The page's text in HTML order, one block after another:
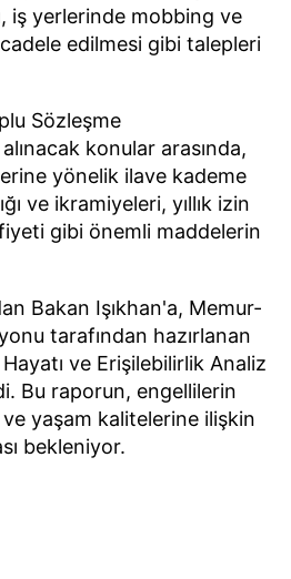
iş yerlerinde mobbing ve
edilmesi gibi talepleri
Sözleşme
konular arasında,
yönelik ilave kademe
ve ikramiyeleri, yıllık izin
gibi önemli maddelerin
Bakan Işıkhan'a, Memur-
tarafından hazırlanan
ve Erişilebilirlik Analiz
Bu raporun, engellilerin
yaşam kalitelerine ilişkin
bekleniyor.